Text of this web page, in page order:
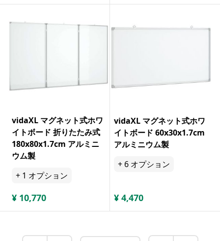
vidaXL マグネット式ホワ
イトボード 折りたたみ式
180x80x1.7cm アルミニ
ウム製
+ 1 オプション
¥ 10,770
vidaXL マグネット式ホワ
イトボード 60x30x1.7cm
アルミニウム製
+ 6 オプション
¥ 4,470